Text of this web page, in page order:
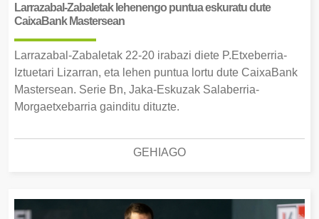
Larrazabal-Zabaletak lehenengo puntua eskuratu dute
CaixaBank Mastersean
Larrazabal-Zabaletak 22-20 irabazi diete P.Etxeberria-
Iztuetari Lizarran, eta lehen puntua lortu dute CaixaBank
Mastersean. Serie Bn, Jaka-Eskuzak Salaberria-
Morgaetxebarria gainditu dituzte.
GEHIAGO